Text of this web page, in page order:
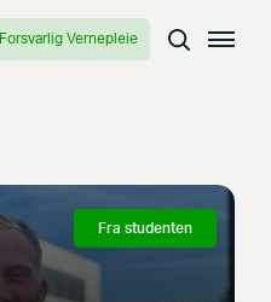
Forsvarlig Vernepleie
Fra studenten